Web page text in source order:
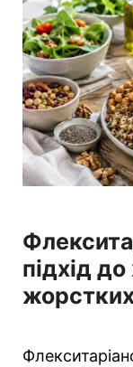
р
і
ї
підхід